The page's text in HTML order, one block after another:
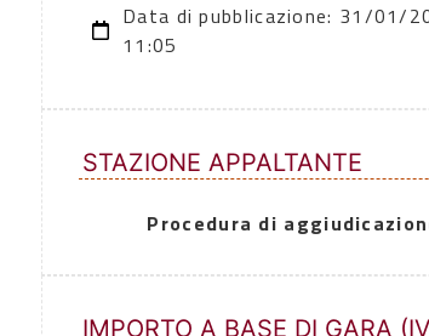
Data di pubblicazione: 31/01/
11:05
STAZIONE APPALTANTE
Procedura di
IMPORTO A BASE DI GARA